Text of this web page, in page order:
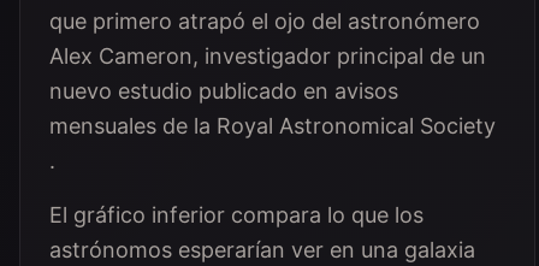
que primero atrapó el ojo del astronómero
Alex Cameron, investigador principal de un
nuevo estudio publicado en avisos
mensuales de la Royal Astronomical Society
.
El gráfico inferior compara lo que los
astrónomos esperarían ver en una galaxia